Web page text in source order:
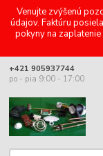
Venujte zvýšenú
údajov. Faktúru
pokyny na
+421 905937744
po - pia 9:00 - 17:00